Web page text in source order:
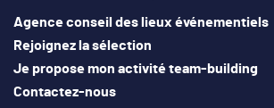
Agence conseil des lieux événementiels
Rejoignez la sélection
Je propose mon activité team-building
Contactez-nous